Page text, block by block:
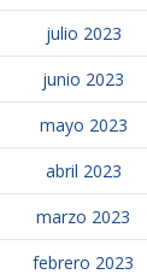
julio 2023
junio 2023
mayo 2023
abril 2023
marzo 2023
febrero 2023